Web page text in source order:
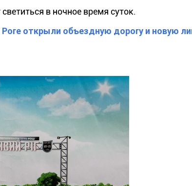
в ночное время суток.
открыли объездную дорогу и новую